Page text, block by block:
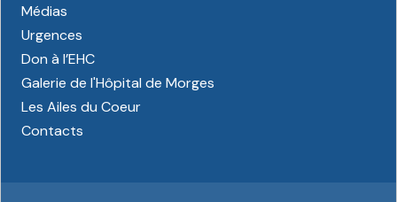
Médias
Urgences
Don à l’EHC
Galerie de l'Hôpital de Morges
Les Ailes du Coeur
Contacts